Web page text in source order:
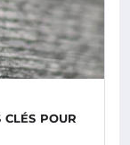
POUR